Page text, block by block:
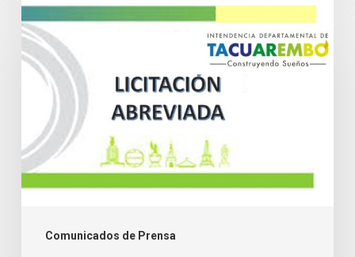
Comunicados de Prensa
Licitación
Abreviada